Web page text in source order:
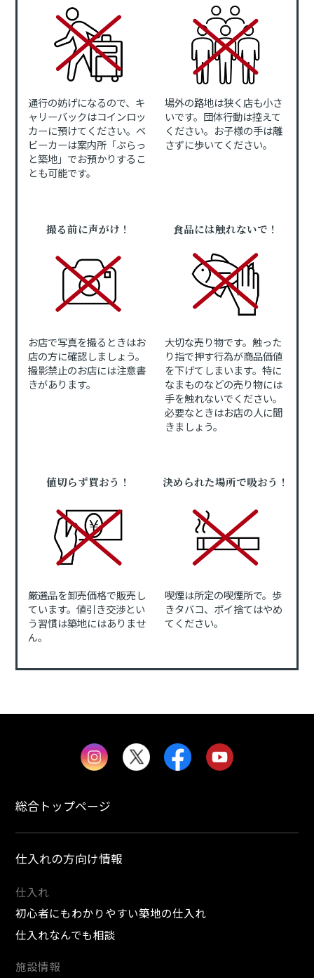
通行の妨げになるので、キ
ャリーバックはコインロッ
カーに預けてください。ベ
ビーカーは案内所「ぷらっ
と築地」でお預かりするこ
とも可能です。
場外の路地は狭く店も小さ
いです。団体行動は控えて
ください。お子様の手は離
さずに歩いてください。
撮る前に声がけ！
お店で写真を撮るときはお
店の方に確認しましょう。
撮影禁止のお店には注意書
きがあります。
食品には触れないで！
大切な売り物です。触った
り指で押す行為が商品価値
を下げてしまいます。特に
なまものなどの売り物には
手を触れないでください。
必要なときはお店の人に聞
きましょう。
値切らず買おう！
厳選品を卸売価格で販売し
ています。値引き交渉とい
う習慣は築地にはありませ
ん。
決められた場所で吸おう！
喫煙は所定の喫煙所で。歩
きタバコ、ポイ捨てはやめ
てください。
総合トップページ
仕入れの方向け情報
仕入れ
初心者にもわかりやすい築地の仕入れ
仕入れなんでも相談
施設情報